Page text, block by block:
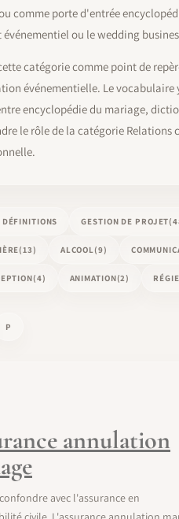
comme porte d'entrée
événementiel ou le wedding
catégorie comme point de
événementielle. Le vocabulaire
encyclopédie du mariage,
le rôle de la catégorie
GESTION DE PROJET
(13) ALCOOL (9)
(4) ANIMATION(2) RÉGIE
P
annulation
avec l'assurance en